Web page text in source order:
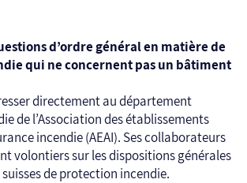
d’ordre général en matière de
qui ne concernent pas un bâtiment
directement au département
de l’Association des établissements
incendie (AEAI). Ses collaborateurs
volontiers sur les dispositions générales
de protection incendie.